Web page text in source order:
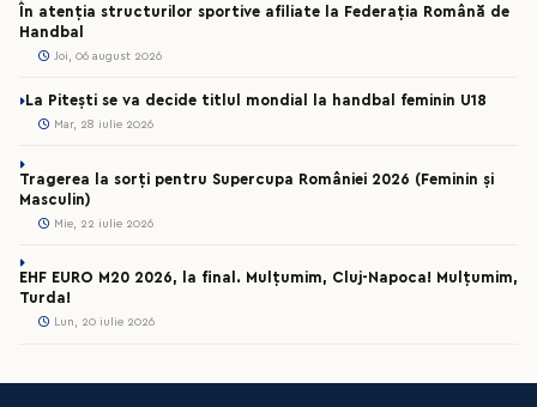
În atenția structurilor sportive afiliate la Federația Română de
Handbal
Joi, 06 august 2026
La Pitești se va decide titlul mondial la handbal feminin U18
Mar, 28 iulie 2026
Tragerea la sorți pentru Supercupa României 2026 (Feminin și
Masculin)
Mie, 22 iulie 2026
EHF EURO M20 2026, la final. Mulțumim, Cluj-Napoca! Mulțumim,
Turda!
Lun, 20 iulie 2026